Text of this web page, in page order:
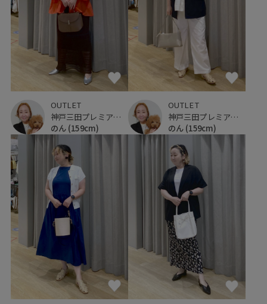
OUTLET
神戸三田プレミアム・アウトレット
のん (159cm)
OUTLET
神戸三田プレミアム・アウトレット
のん (159cm)